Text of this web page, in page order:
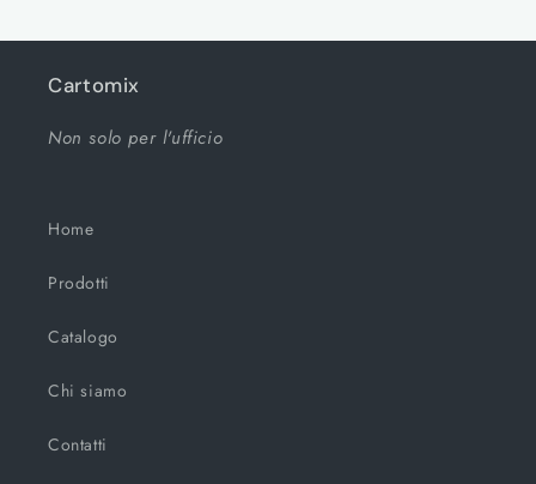
Cartomix
Non solo per l'ufficio
Home
Prodotti
Catalogo
Chi siamo
Contatti